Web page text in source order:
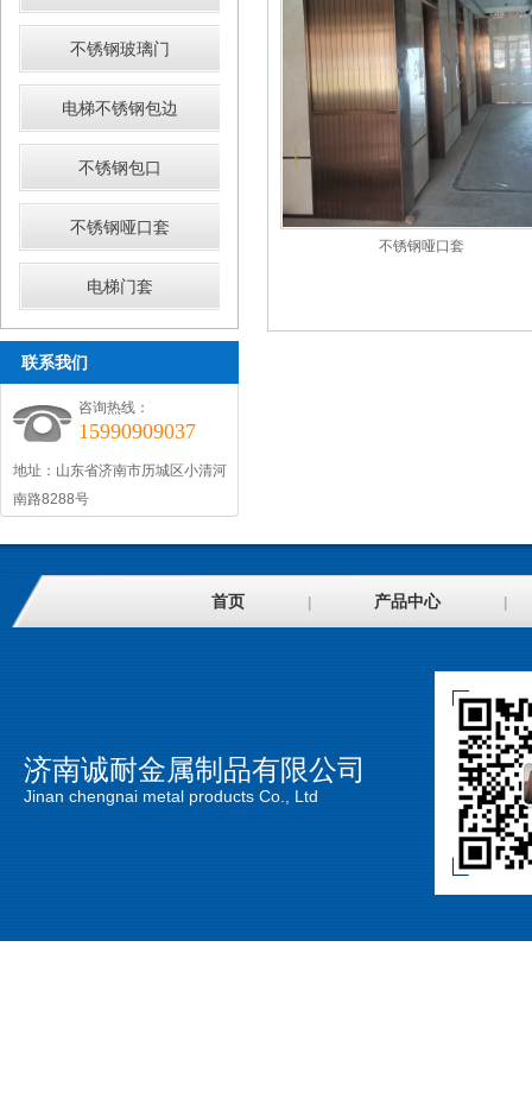
不锈钢哑口套
不锈钢玻璃门
电梯不锈钢包边
不锈钢包口
不锈钢哑口套
电梯门套
联系我们
咨询热线：
15990909037
地址：山东省济南市历城区小清河
南路8288号
首页 产品中心
济南诚耐金属制品有限公司
Jinan chengnai metal products Co., Ltd